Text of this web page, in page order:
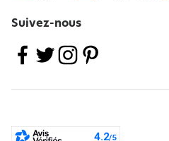
Suivez-nous